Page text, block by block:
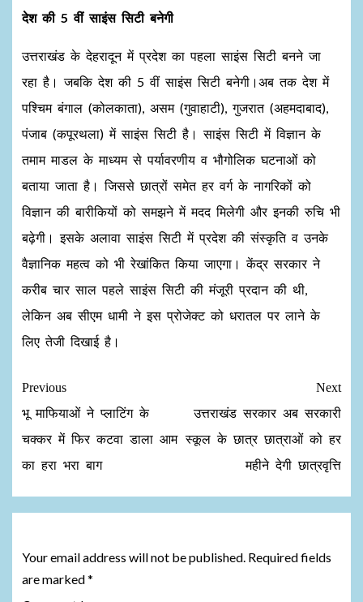
देश की 5 वीं साइंस सिटी बनेगी
उत्तराखंड के देहरादून में प्रदेश का पहला साइंस सिटी बनने जा
रहा है। जबकि देश की 5 वीं साइंस सिटी बनेगी।अब तक देश में
पश्चिम बंगाल (कोलकाता), असम (गुवाहाटी), गुजरात (अहमदाबाद),
पंजाब (कपूरथला) में साइंस सिटी है। साइंस सिटी में विज्ञान के
तमाम माडल के माध्यम से पर्यावरणीय व भौगोलिक घटनाओं को
बताया जाता है। जिससे छात्रों समेत हर वर्ग के नागरिकों को
विज्ञान की बारीकियों को समझने में मदद मिलेगी और इनकी रुचि भी
बढ़ेगी। इसके अलावा साइंस सिटी में प्रदेश की संस्कृति व उनके
वैज्ञानिक महत्व को भी रेखांकित किया जाएगा। केंद्र सरकार ने
करीब चार साल पहले साइंस सिटी की मंजूरी प्रदान की थी,
लेकिन अब सीएम धामी ने इस प्रोजेक्ट को धरातल पर लाने के
लिए तेजी दिखाई है।
Previous
भू माफियाओं ने प्लाटिंग के
चक्कर में फिर कटवा डाला आम
का हरा भरा बाग
Next
उत्तराखंड सरकार अब सरकारी
स्कूल के छात्र छात्राओं को हर
महीने देगी छात्रवृत्ति
Your email address will not be published. Required fields
are marked*